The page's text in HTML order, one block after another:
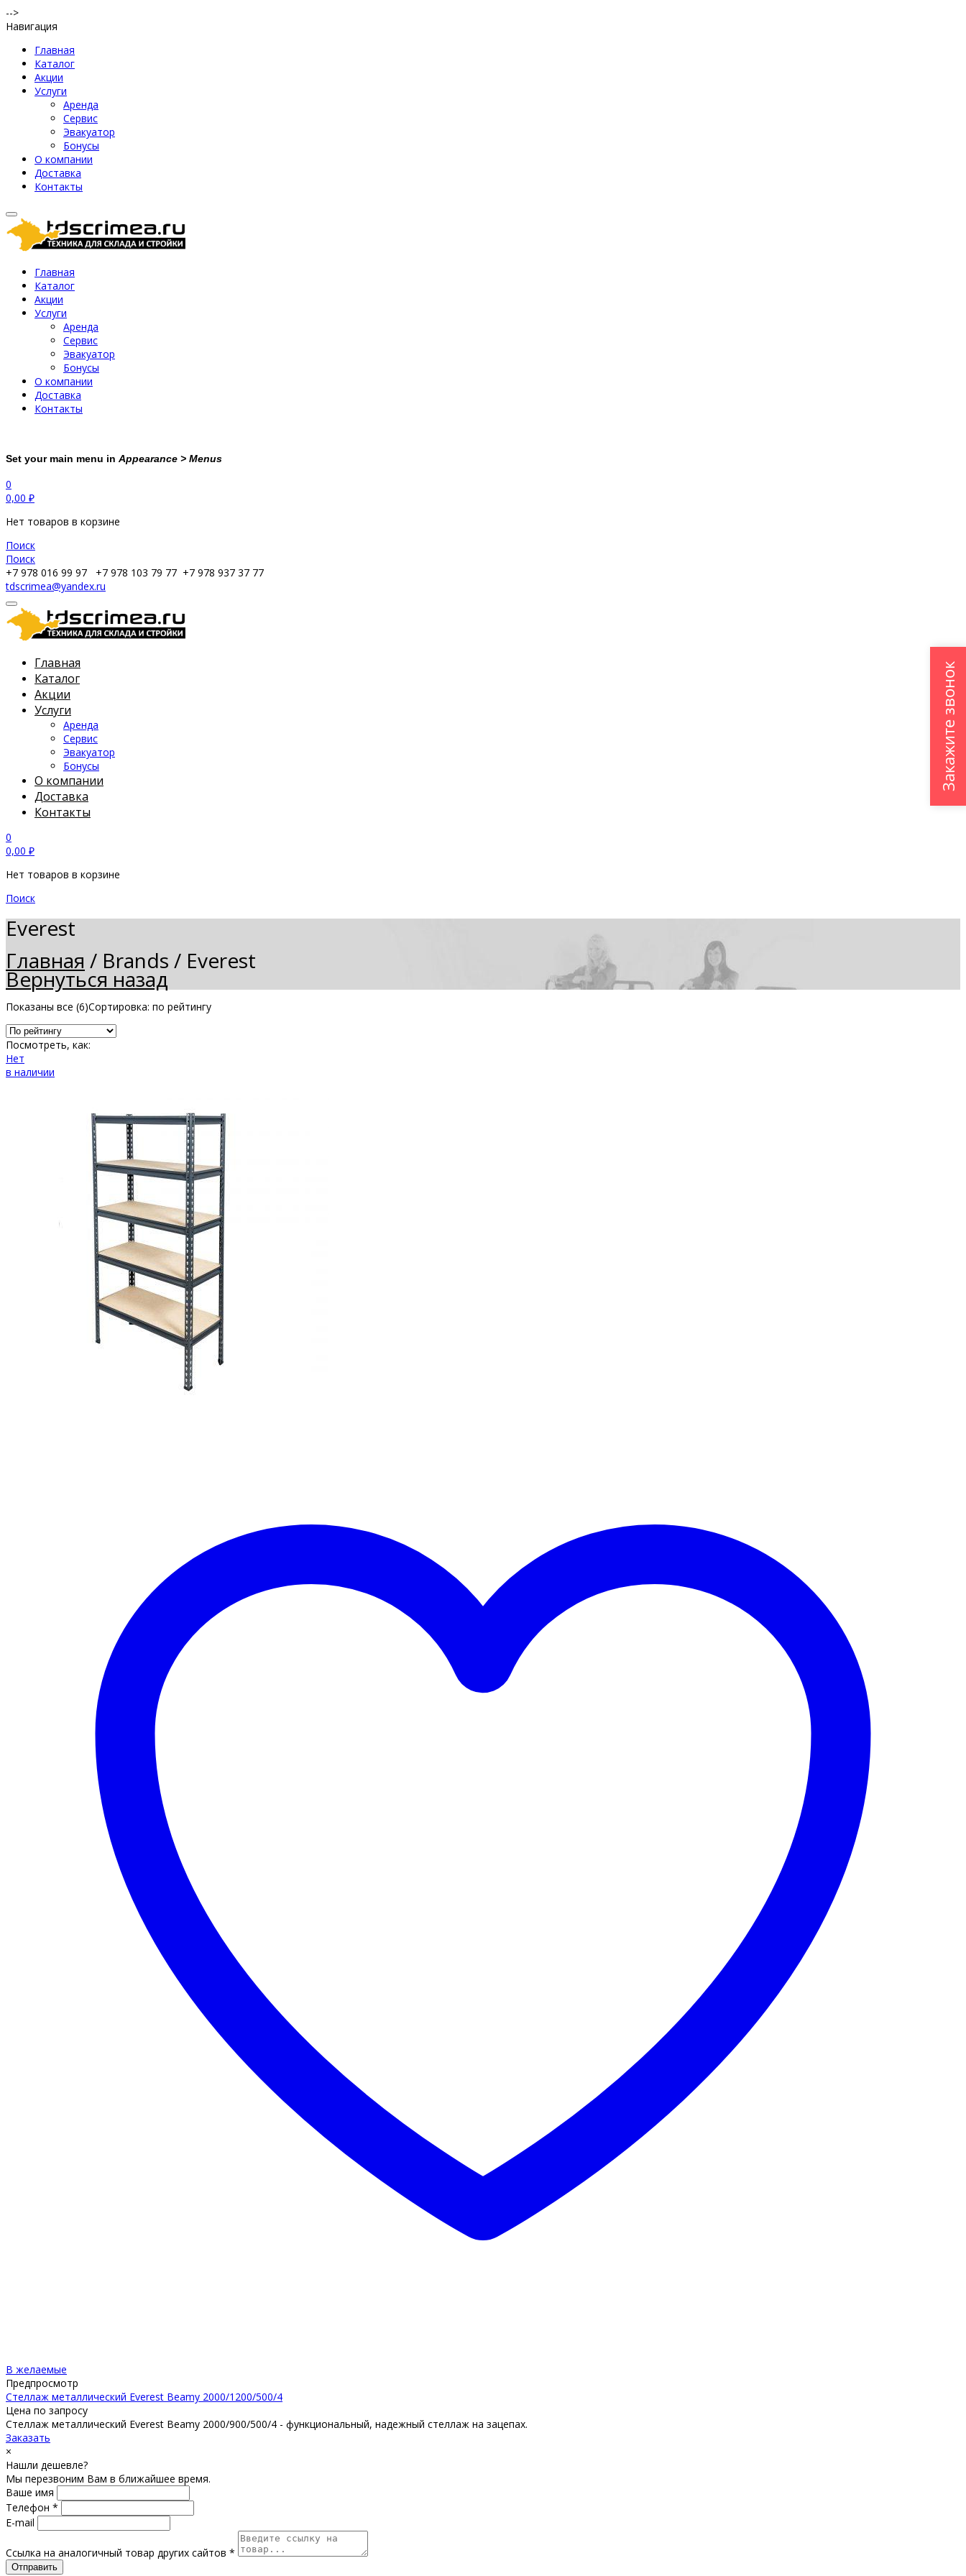
-->
Навигация
Главная
Каталог
Акции
Услуги
Аренда
Сервис
Эвакуатор
Бонусы
О компании
Доставка
Контакты
Главная
Каталог
Акции
Услуги
Аренда
Сервис
Эвакуатор
Бонусы
О компании
Доставка
Контакты
Set your main menu in Appearance > Menus
0
0,00 ₽
Нет товаров в корзине
Поиск
Поиск
+7 978 016 99 97
+7 978 103 79 77 +7 978 937 37 77
tdscrimea@yandex.ru
Главная
Каталог
Акции
Услуги
Аренда
Сервис
Эвакуатор
Бонусы
О компании
Доставка
Контакты
0
0,00 ₽
Нет товаров в корзине
Поиск
Everest
Главная / Brands / Everest
Вернуться назад
Показаны все (6)Сортировка: по рейтингу
Посмотреть, как:
Нет
в наличии
В желаемые
Предпросмотр
Стеллаж металлический Everest Beamy 2000/1200/500/4
Цена по запросу
Стеллаж металлический Everest Beamy 2000/900/500/4 - функциональный, надежный стеллаж на зацепах.
Заказать
×
Нашли дешевле?
Мы перезвоним Вам в ближайшее время.
Ваше имя
Телефон *
E-mail
Ссылка на аналогичный товар других сайтов *
Отправить
Закажите звонок